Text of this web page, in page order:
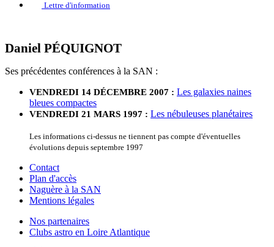
Lettre d'information
Daniel PÉQUIGNOT
Ses précédentes conférences à la SAN :
VENDREDI 14 DÉCEMBRE 2007 : Les galaxies naines
bleues compactes
VENDREDI 21 MARS 1997 : Les nébuleuses planétaires
Les informations ci-dessus ne tiennent pas compte d'éventuelles
évolutions depuis septembre 1997
Contact
Plan d'accès
Naguère à la SAN
Mentions légales
Nos partenaires
Clubs astro en Loire Atlantique